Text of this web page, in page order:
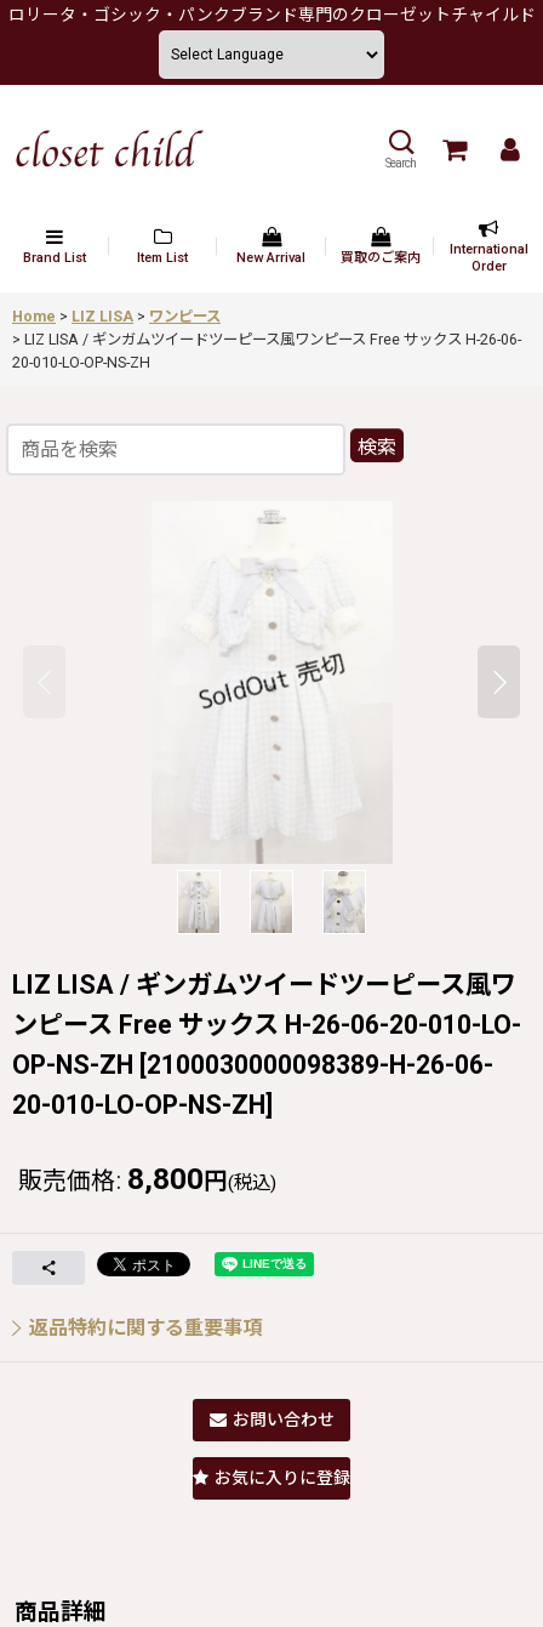
ロリータ・ゴシック・パンクブランド専門のクローゼットチャイルド
Search
Brand List Item List New Arrival 買取のご案内
International
Order
Home > LIZ LISA > ワンピース
> LIZ LISA / ギンガムツイードツーピース風ワンピース Free サックス H-26-06-
20-010-LO-OP-NS-ZH
検索
LIZ LISA / ギンガムツイードツーピース風ワ
ンピース Free サックス H-26-06-20-010-LO-
OP-NS-ZH [2100030000098389-H-26-06-
20-010-LO-OP-NS-ZH]
販売価格: 8,800 円 (税込)
返品特約に関する重要事項
お問い合わせ
お気に入りに登録
商品詳細